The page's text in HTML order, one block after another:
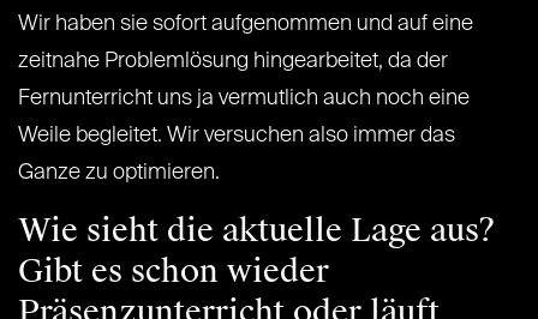
Wir haben sie sofort aufgenommen und auf eine
zeitnahe Problemlösung hingearbeitet, da der
Fernunterricht uns ja vermutlich auch noch eine
Weile begleitet. Wir versuchen also immer das
Ganze zu optimieren.
Wie sieht die aktuelle Lage aus?
Gibt es schon wieder